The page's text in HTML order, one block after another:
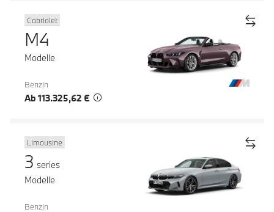
Cabriolet
M4
Modelle
Benzin
Ab 113.325,62 €
Limousine
3 series
Modelle
Benzin